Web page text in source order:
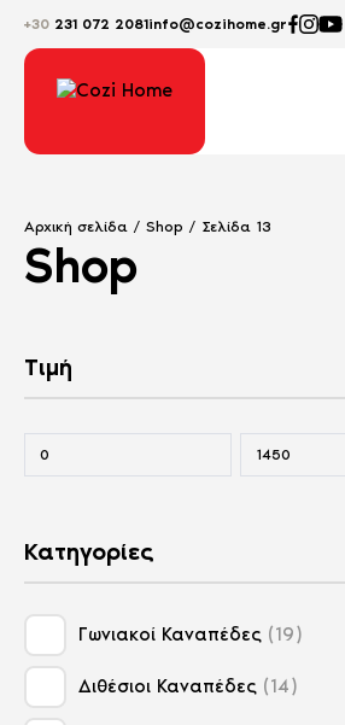
+30 231 072 2081info@cozihome.gr
Αρχική σελίδα / Shop / Σελίδα 13
Shop
Τιμή
Κατηγορίες
Γωνιακοί Καναπέδες 19
Διθέσιοι Καναπέδες 14